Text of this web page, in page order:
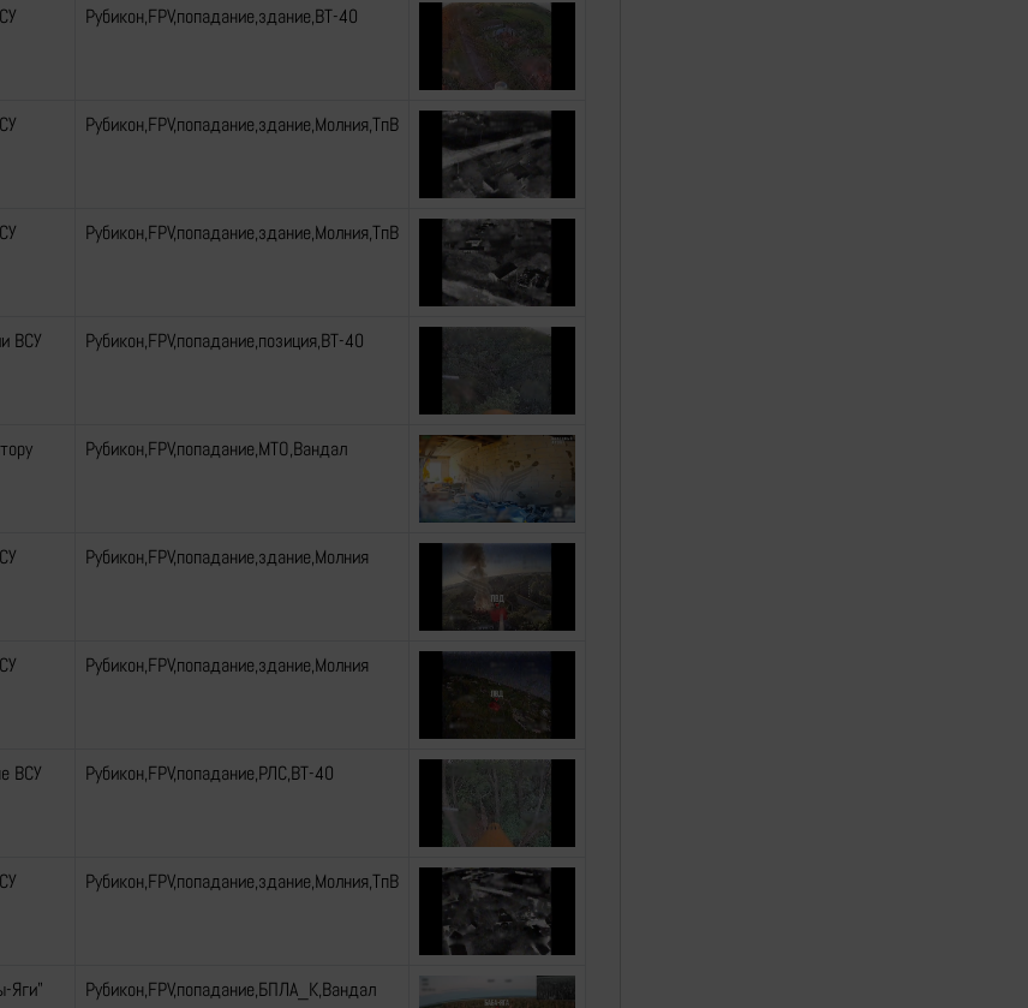
Рубикон,FPV,попадание,здание,ВТ-40
Рубикон,FPV,попадание,здание,Молния,ТпВ
Рубикон,FPV,попадание,здание,Молния,ТпВ
ВСУ Рубикон,FPV,попадание,позиция,ВТ-40
Рубикон,FPV,попадание,МТО,Вандал
Рубикон,FPV,попадание,здание,Молния
Рубикон,FPV,попадание,здание,Молния
ВСУ Рубикон,FPV,попадание,РЛС,ВТ-40
Рубикон,FPV,попадание,здание,Молния,ТпВ
Яги"
Рубикон,FPV,попадание,БПЛА_К,Вандал